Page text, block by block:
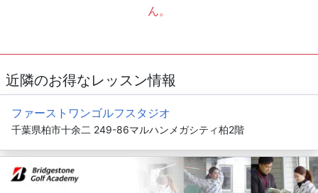
ん。
近隣のお得なレッスン情報
ファーストワンゴルフスタジオ
千葉県柏市十余二 249-86マルハンメガシティ柏2階